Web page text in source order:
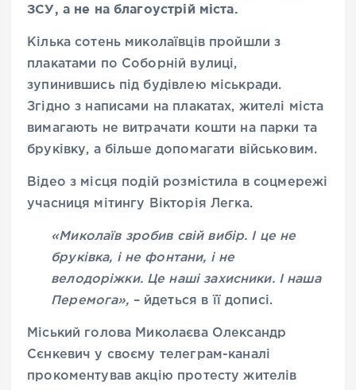
ЗСУ, а не на благоустрій міста.
Кілька сотень миколаївців пройшли з
плакатами по Соборній вулиці,
зупинившись під будівлею міськради.
Згідно з написами на плакатах, жителі міста
вимагають не витрачати кошти на парки та
бруківку, а більше допомагати військовим.
Відео з місця подій розмістила в соцмережі
учасниця мітингу Вікторія Легка.
«Миколаїв зробив свій вибір. І це не
бруківка, і не фонтани, і не
велодоріжки. Це наші захисники. І наша
Перемога», – йдеться в її дописі.
Міський голова Миколаєва Олександр
Сєнкевич у своєму телеграм-каналі
прокоментував акцію протесту жителів